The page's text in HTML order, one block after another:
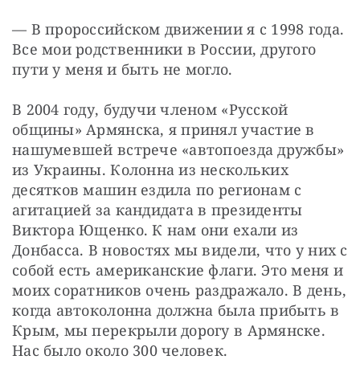
— В пророссийском движении я с 1998 года.
Все мои родственники в России, другого
пути у меня и быть не могло.
В 2004 году, будучи членом «Русской
общины» Армянска, я принял участие в
нашумевшей встрече «автопоезда дружбы»
из Украины. Колонна из нескольких
десятков машин ездила по регионам с
агитацией за кандидата в президенты
Виктора Ющенко. К нам они ехали из
Донбасса. В новостях мы видели, что у них с
собой есть американские флаги. Это меня и
моих соратников очень раздражало. В день,
когда автоколонна должна была прибыть в
Крым, мы перекрыли дорогу в Армянске.
Нас было около 300 человек.